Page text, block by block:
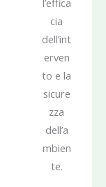
l’effica
cia
dell’int
erven
to e la
sicure
zza
dell’a
mbien
te.